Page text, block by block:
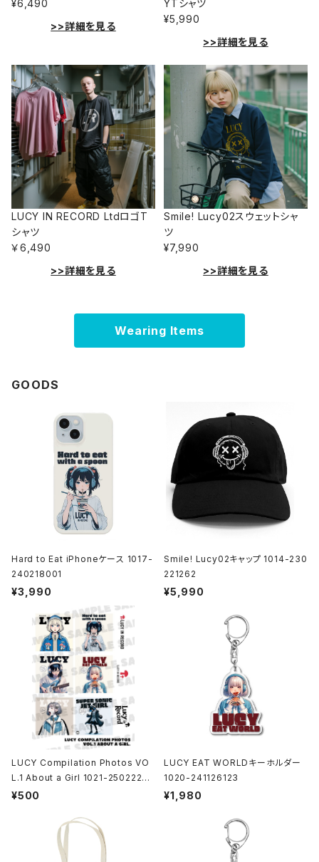
¥6,490
>>詳細を見る
YTシャツ
¥5,990
>>詳細を見る
LUCY IN RECORD LtdロゴT
シャツ
￥6,490
>>詳細を見る
Smile! Lucy02スウェットシャ
ツ
¥7,990
>>詳細を見る
Wearing Items
GOODS
Hard to Eat iPhoneケース 1017-
240218001
¥3,990
Smile! Lucy02キャップ 1014-230
221262
¥5,990
LUCY Compilation Photos VO
L.1 About a Girl 1021-25022200
1
¥500
LUCY EAT WORLDキーホルダー
1020-241126123
¥1,980